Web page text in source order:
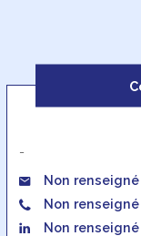
-
Non renseigné
Non renseigné
Non renseigné